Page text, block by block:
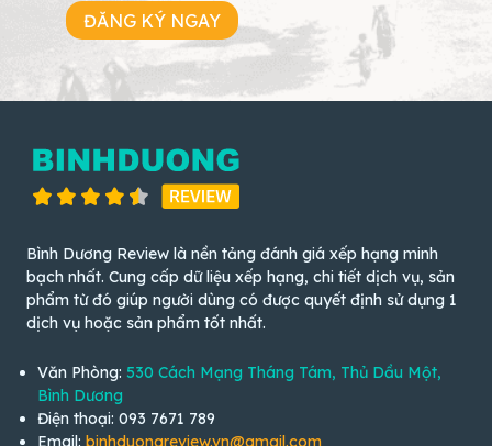
ĐĂNG KÝ NGAY
Bình Dương Review là nền tảng đánh giá xếp hạng minh
bạch nhất. Cung cấp dữ liệu xếp hạng, chi tiết dịch vụ, sản
phẩm từ đó giúp người dùng có được quyết định sử dụng 1
dịch vụ hoặc sản phẩm tốt nhất.
Văn Phòng: 530 Cách Mạng Tháng Tám, Thủ Dầu Một,
Bình Dương
Điện thoại: 093 7671 789
Email: binhduongreview.vn@gmail.com